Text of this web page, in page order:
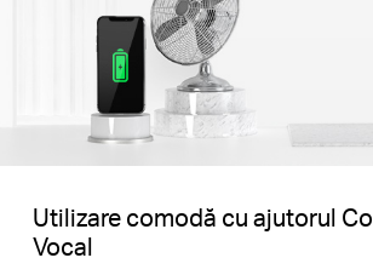
Utilizare comodă cu ajutorul
Vocal